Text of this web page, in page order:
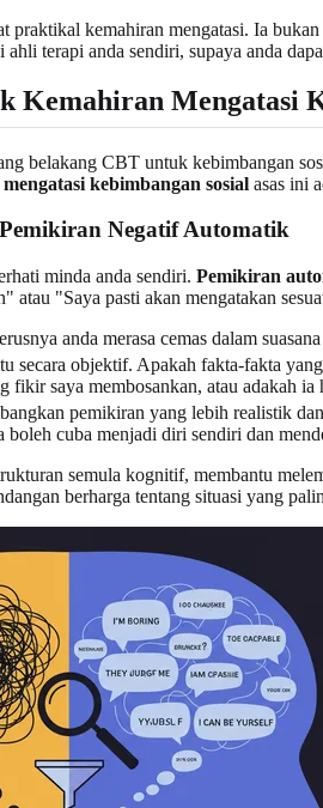
praktikal kemahiran mengatasi. Ia
terapi anda sendiri, supaya anda
Kemahiran Mengatasi
belakang CBT untuk kebimbangan
kebimbangan sosial asas ini
Negatif Automatik
minda anda sendiri. Pemikiran
atau "Saya pasti akan mengatakan
anda merasa cemas dalam
secara objektif. Apakah fakta-fakta
saya membosankan, atau adakah ia
pemikiran yang lebih realistik
boleh cuba menjadi diri sendiri dan
semula kognitif, membantu
berharga tentang situasi yang